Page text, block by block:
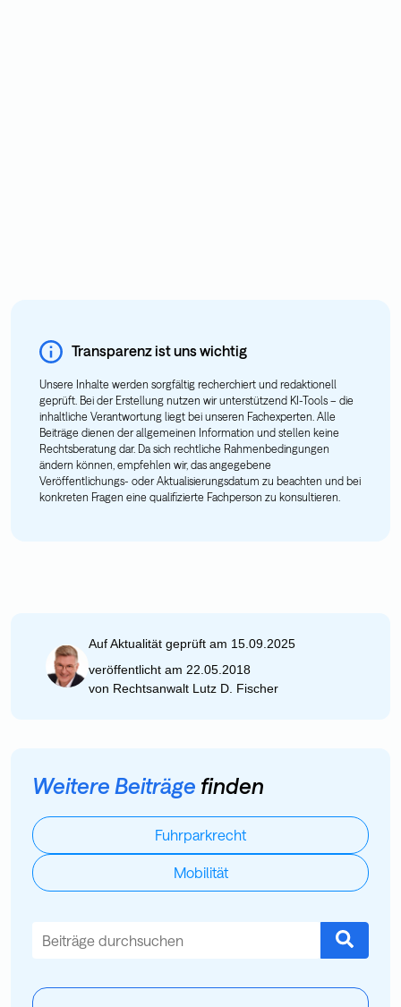
Transparenz ist uns wichtig
Unsere Inhalte werden sorgfältig recherchiert und redaktionell
geprüft. Bei der Erstellung nutzen wir unterstützend KI-Tools – die
inhaltliche Verantwortung liegt bei unseren Fachexperten. Alle
Beiträge dienen der allgemeinen Information und stellen keine
Rechtsberatung dar. Da sich rechtliche Rahmenbedingungen
ändern können, empfehlen wir, das angegebene
Veröffentlichungs- oder Aktualisierungsdatum zu beachten und bei
konkreten Fragen eine qualifizierte Fachperson zu konsultieren.
Auf Aktualität geprüft am 15.09.2025
veröffentlicht am 22.05.2018
von Rechtsanwalt Lutz D. Fischer
Weitere Beiträge finden
Fuhrparkrecht
Mobilität
Dies ist ein Suchfeld mit einer automatischen